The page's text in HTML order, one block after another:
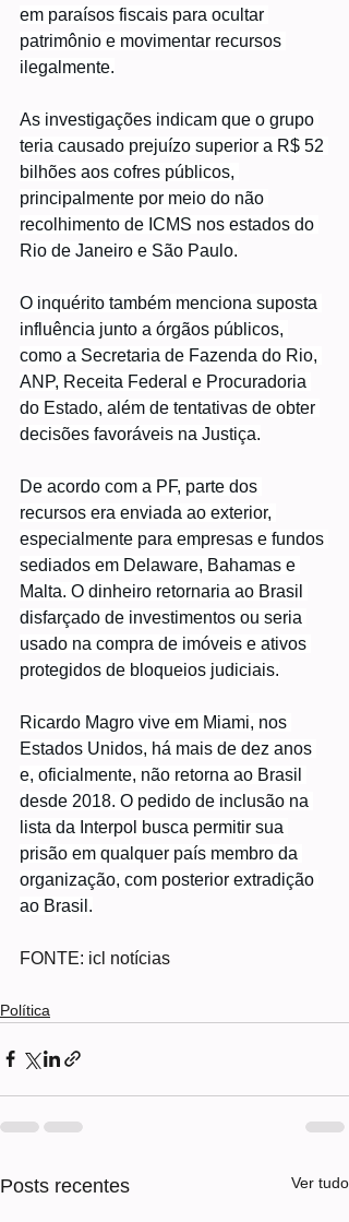
em paraísos fiscais para ocultar
patrimônio e movimentar recursos
ilegalmente.
As investigações indicam que o grupo
teria causado prejuízo superior a R$ 52
bilhões aos cofres públicos,
principalmente por meio do não
recolhimento de ICMS nos estados do
Rio de Janeiro e São Paulo.
O inquérito também menciona suposta
influência junto a órgãos públicos,
como a Secretaria de Fazenda do Rio,
ANP, Receita Federal e Procuradoria
do Estado, além de tentativas de obter
decisões favoráveis na Justiça.
De acordo com a PF, parte dos
recursos era enviada ao exterior,
especialmente para empresas e fundos
sediados em Delaware, Bahamas e
Malta. O dinheiro retornaria ao Brasil
disfarçado de investimentos ou seria
usado na compra de imóveis e ativos
protegidos de bloqueios judiciais.
Ricardo Magro vive em Miami, nos
Estados Unidos, há mais de dez anos
e, oficialmente, não retorna ao Brasil
desde 2018. O pedido de inclusão na
lista da Interpol busca permitir sua
prisão em qualquer país membro da
organização, com posterior extradição
ao Brasil.
FONTE: icl notícias
Política
Posts recentes Ver tudo